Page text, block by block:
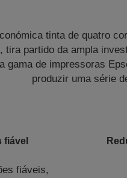
tinta de quatro
tira partido da ampla
gama de impressoras
produzir uma série
fiável
fiáveis,